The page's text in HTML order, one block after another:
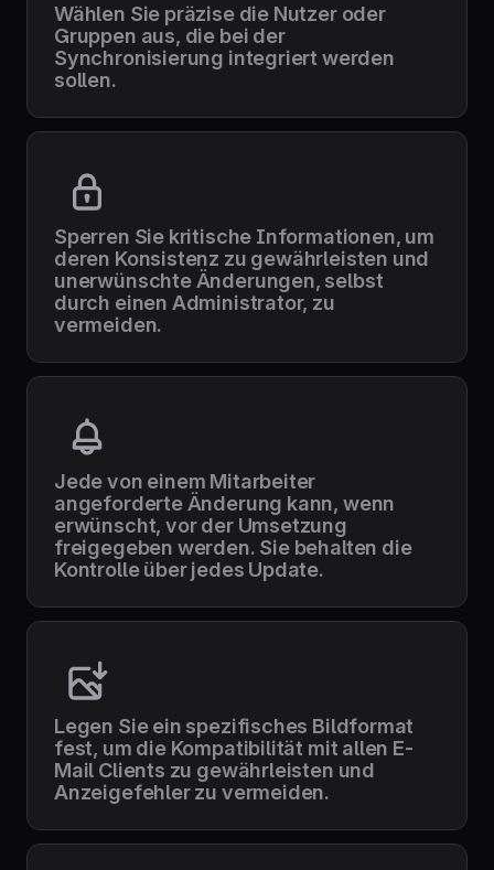
Wählen Sie präzise die Nutzer oder
Gruppen aus, die bei der
Synchronisierung integriert werden
sollen.
Sperren Sie kritische Informationen, um
deren Konsistenz zu gewährleisten und
unerwünschte Änderungen, selbst
durch einen Administrator, zu
vermeiden.
Jede von einem Mitarbeiter
angeforderte Änderung kann, wenn
erwünscht, vor der Umsetzung
freigegeben werden. Sie behalten die
Kontrolle über jedes Update.
Legen Sie ein spezifisches Bildformat
fest, um die Kompatibilität mit allen E-
Mail Clients zu gewährleisten und
Anzeigefehler zu vermeiden.